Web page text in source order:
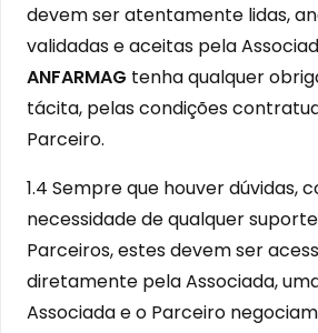
devem ser atentamente lidas,
validadas e aceitas pela
ANFARMAG tenha qualquer
tácita, pelas condições
Parceiro.
1.4 Sempre que houver dúvidas,
necessidade de qualquer
Parceiros, estes devem ser
diretamente pela Associada,
Associada e o Parceiro